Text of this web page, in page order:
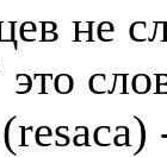
не
(resaca)